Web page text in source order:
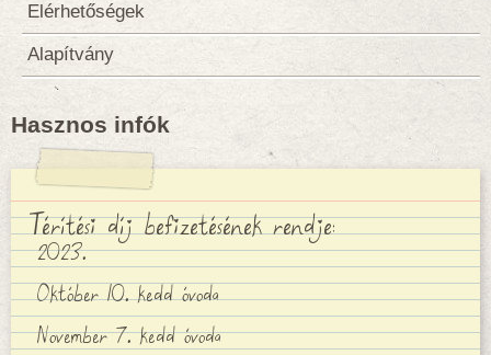
Elérhetőségek
Alapítvány
Hasznos infók
Térítési díj befizetésének rendje:
2023.
Október 10. kedd óvoda
November 7. kedd óvoda